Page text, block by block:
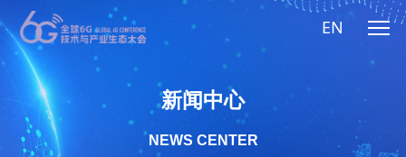
EN
新闻中心
NEWS CENTER